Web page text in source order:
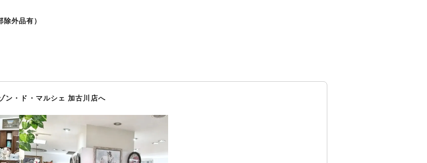
品有）
ン・ド・マルシェ 加古川店へ